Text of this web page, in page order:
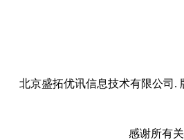
北京盛拓优讯信息技术有限公司.
感谢所有